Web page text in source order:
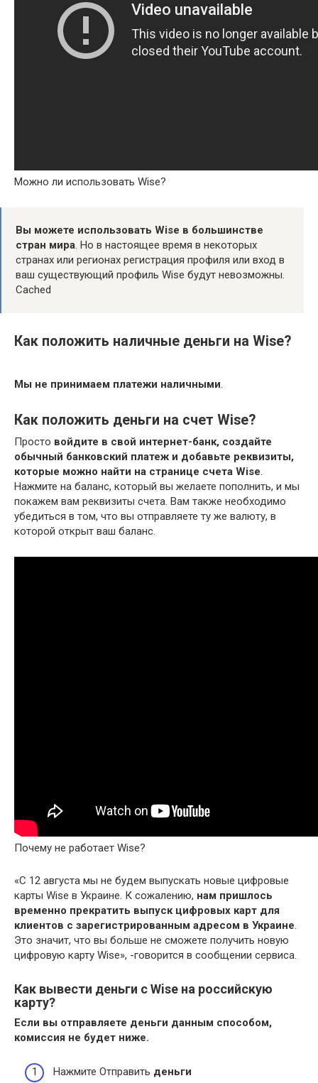
Можно ли использовать Wise?
Вы можете использовать Wise в большинстве
стран мира. Но в настоящее время в некоторых
странах или регионах регистрация профиля или вход в
ваш существующий профиль Wise будут невозможны.
Cached
Как положить наличные деньги на Wise?
Мы не принимаем платежи наличными.
Как положить деньги на счет Wise?
Просто войдите в свой интернет-банк, создайте
обычный банковский платеж и добавьте реквизиты,
которые можно найти на странице счета Wise.
Нажмите на баланс, который вы желаете пополнить, и мы
покажем вам реквизиты счета. Вам также необходимо
убедиться в том, что вы отправляете ту же валюту, в
которой открыт ваш баланс.
Почему не работает Wise?
«С 12 августа мы не будем выпускать новые цифровые
карты Wise в Украине. К сожалению, нам пришлось
временно прекратить выпуск цифровых карт для
клиентов с зарегистрированным адресом в Украине.
Это значит, что вы больше не сможете получить новую
цифровую карту Wise», -говорится в сообщении сервиса.
Как вывести деньги с Wise на российскую
карту?
Если вы отправляете деньги данным способом,
комиссия не будет ниже.
Нажмите Отправить деньги